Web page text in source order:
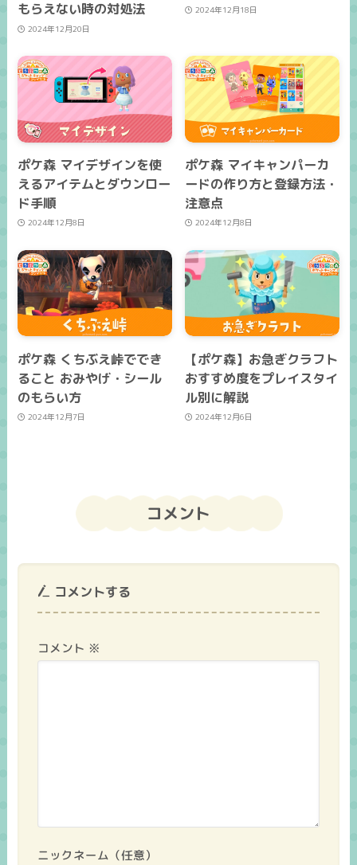
もらえない時の対処法
2024年12月20日
2024年12月18日
ポケ森 マイデザインを使
えるアイテムとダウンロー
ド手順
2024年12月8日
ポケ森 マイキャンパーカ
ードの作り方と登録方法・
注意点
2024年12月8日
ポケ森 くちぶえ峠ででき
ること おみやげ・シール
のもらい方
2024年12月7日
【ポケ森】お急ぎクラフト
おすすめ度をプレイスタイ
ル別に解説
2024年12月6日
コメント
コメントする
コメント ※
ニックネーム（任意）